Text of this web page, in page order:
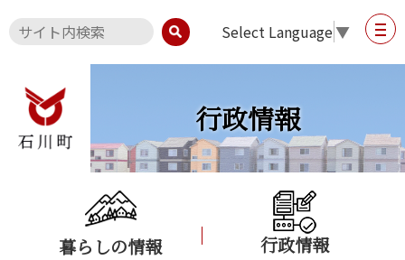
Select Language▼
行政情報
暮らしの情報 行政情報